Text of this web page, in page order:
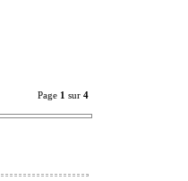
Page 1 sur 4